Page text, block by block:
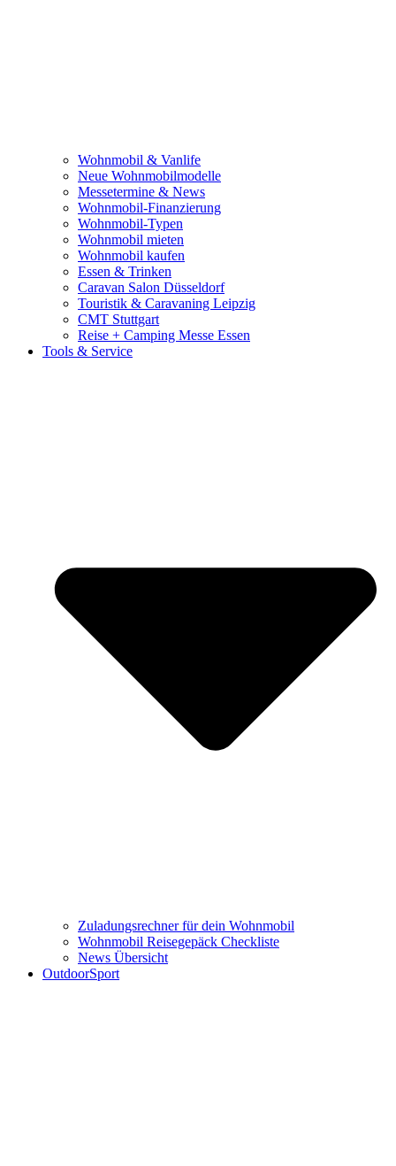
Wohnmobil & Vanlife
Neue Wohnmobilmodelle
Messetermine & News
Wohnmobil-Finanzierung
Wohnmobil-Typen
Wohnmobil mieten
Wohnmobil kaufen
Essen & Trinken
Caravan Salon Düsseldorf
Touristik & Caravaning Leipzig
CMT Stuttgart
Reise + Camping Messe Essen
Tools & Service
Zuladungsrechner für dein Wohnmobil
Wohnmobil Reisegepäck Checkliste
News Übersicht
OutdoorSport